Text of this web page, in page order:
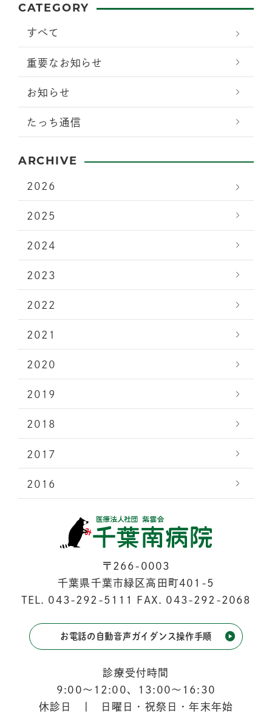
ARCHIVE
2026
2025
2024
2023
2022
2021
2020
2019
2018
2017
2016
CATEGORY
すべて
重要なお知らせ
お知らせ
たっち通信
〒266-0003
千葉県千葉市緑区高田町401-5
TEL. 043-292-5111 FAX. 043-292-2068
お電話の自動音声ガイダンス操作手順
診療受付時間
9:00〜 12:00、 13:00〜 16:30
休診日 | 日曜日・祝祭日・年末年始